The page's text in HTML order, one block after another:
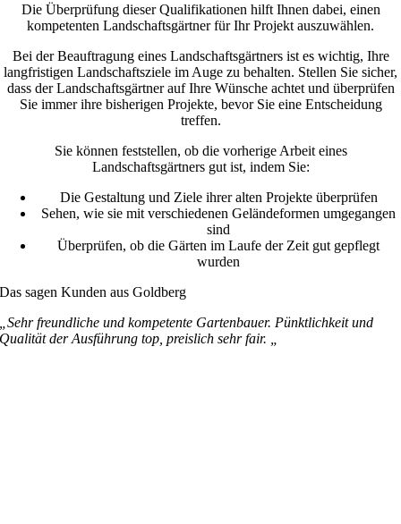
Die Überprüfung dieser Qualifikationen hilft Ihnen dabei, einen
kompetenten Landschaftsgärtner für Ihr Projekt auszuwählen.
Bei der Beauftragung eines Landschaftsgärtners ist es wichtig, Ihre
langfristigen Landschaftsziele im Auge zu behalten. Stellen Sie sicher,
dass der Landschaftsgärtner auf Ihre Wünsche achtet und überprüfen
Sie immer ihre bisherigen Projekte, bevor Sie eine Entscheidung
treffen.
Sie können feststellen, ob die vorherige Arbeit eines
Landschaftsgärtners gut ist, indem Sie:
Die Gestaltung und Ziele ihrer alten Projekte überprüfen
Sehen, wie sie mit verschiedenen Geländeformen umgegangen
sind
Überprüfen, ob die Gärten im Laufe der Zeit gut gepflegt
wurden
Das sagen Kunden aus Goldberg
„Sehr freundliche und kompetente Gartenbauer. Pünktlichkeit und
Qualität der Ausführung top, preislich sehr fair. „